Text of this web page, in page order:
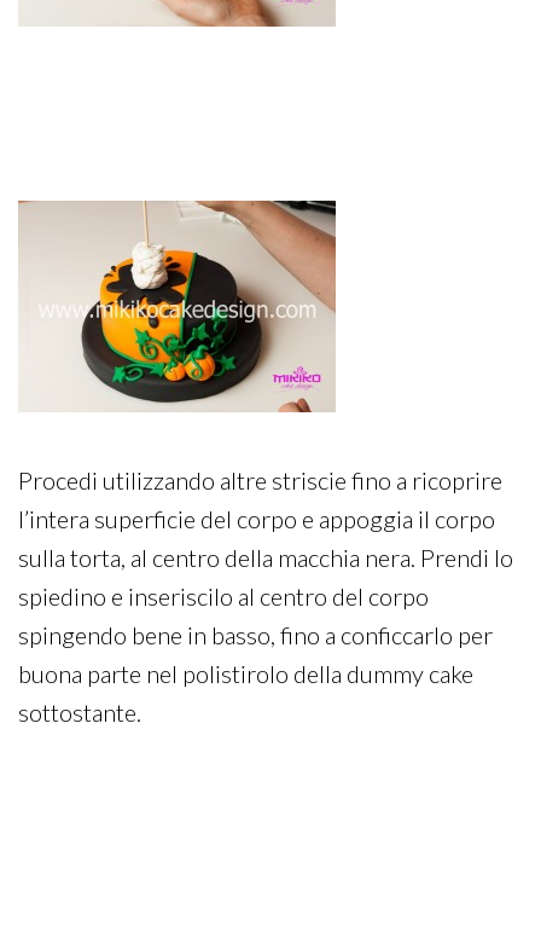
Procedi utilizzando altre striscie fino a ricoprire
l’intera superficie del corpo e appoggia il corpo
sulla torta, al centro della macchia nera. Prendi lo
spiedino e inseriscilo al centro del corpo
spingendo bene in basso, fino a conficcarlo per
buona parte nel polistirolo della dummy cake
sottostante.